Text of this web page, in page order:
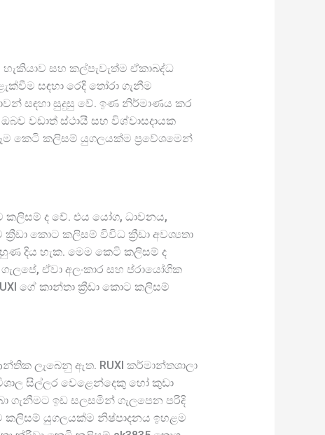
හැකියාව සහ කල්පැවැත්ම ඒකාබද්ධ
සඳහා රෙදි තෝරා ගැනීම
සඳහා සුදුසු වේ. ඉණ නිර්මාණය කර
වඩාත් ස්ථායී සහ විශ්වාසදායක
කෙටි කලිසම් යුගලයක්ම ප්‍රවේශමෙන්
කලිසම් ද වේ. එය යෝග, ධාවනය,
කොට කලිසම් විවිධ ක්‍රීඩා අවශ්‍යතා
දිය හැක. මෙම කෙටි කලිසම් ද
ඒවා අලංකාර සහ ප්රායෝගික
ගේ කාන්තා ක්‍රීඩා කොට කලිසම්
ලැබෙනු ඇත. RUXI කර්මාන්තශාලා
සිල්ලර වෙළෙන්දෙකු හෝ කුඩා
ගැනීමට ඉඩ සලසමින් ගැලපෙන පරිදි
කලිසම් යුගලයක්ම නිෂ්පාදනය ඉහළම